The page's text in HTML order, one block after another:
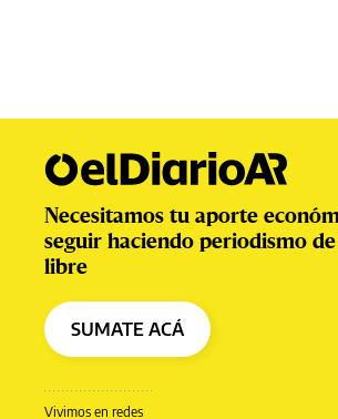
Vivimos en redes
Necesitamos tu aporte
seguir haciendo periodismo de
libre
SUMATE ACÁ